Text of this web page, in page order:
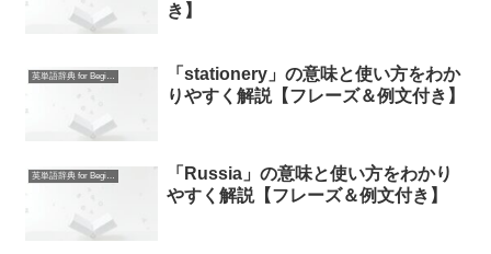
き】
英単語辞典 for Beginners
「stationery」の意味と使い方をわか
りやすく解説【フレーズ＆例文付き】
英単語辞典 for Beginners
「Russia」の意味と使い方をわかり
やすく解説【フレーズ＆例文付き】